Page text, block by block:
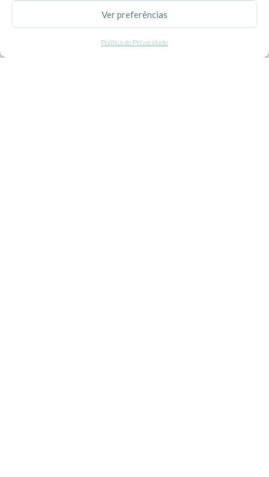
Ver preferências
Política de Privacidade
Sobre Nós
Propriedade Intelectual
Colaboração com Bloggers